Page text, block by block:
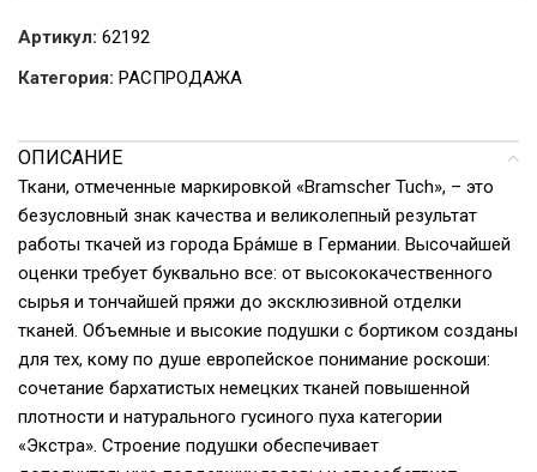
Артикул: 62192
Категория: РАСПРОДАЖА
ОПИСАНИЕ
Ткани, отмеченные маркировкой «Bramscher Tuch», – это
безусловный знак качества и великолепный результат
работы ткачей из города Бра́мше в Германии. Высочайшей
оценки требует буквально все: от высококачественного
сырья и тончайшей пряжи до эксклюзивной отделки
тканей. Объемные и высокие подушки с бортиком созданы
для тех, кому по душе европейское понимание роскоши:
сочетание бархатистых немецких тканей повышенной
плотности и натурального гусиного пуха категории
«Экстра». Строение подушки обеспечивает